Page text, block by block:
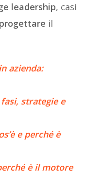
leadership, casi
progettare il
azienda:
strategie e
e perché è
è il motore